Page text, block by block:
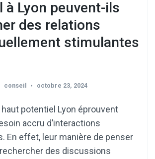
à Lyon peuvent-ils
des relations
stimulantes
conseil octobre 23, 2024
potentiel Lyon éprouvent
accru d’interactions
En effet, leur manière de penser
des discussions